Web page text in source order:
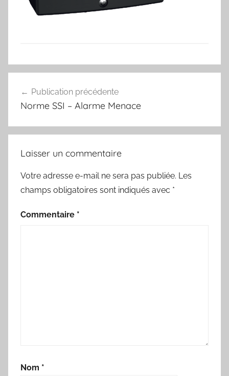
de
Publication précédente
Norme SSI – Alarme Menace
Laisser un commentaire
Votre adresse e-mail ne sera pas publiée. Les
champs obligatoires sont indiqués avec *
Commentaire *
Nom *